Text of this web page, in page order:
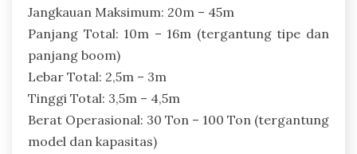
Jangkauan Maksimum: 20m – 45m
Panjang Total: 10m – 16m (tergantung tipe dan
panjang boom)
Lebar Total: 2,5m – 3m
Tinggi Total: 3,5m – 4,5m
Berat Operasional: 30 Ton – 100 Ton (tergantung
model dan kapasitas)